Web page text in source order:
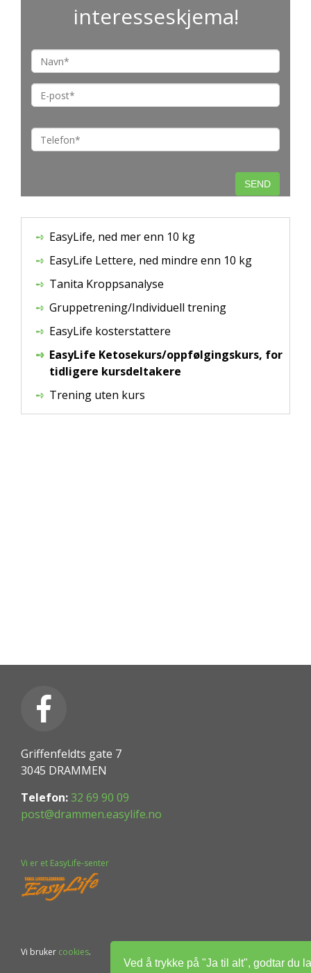
EasyLife, ned mer enn 10 kg
EasyLife Lettere, ned mindre enn 10 kg
Tanita Kroppsanalyse
Gruppetrening/Individuell trening
EasyLife kosterstattere
EasyLife Ketosekurs/oppfølgingskurs, for
tidligere kursdeltakere
Trening uten kurs
interesseskjema!
Griffenfeldts gate 7
3045 DRAMMEN
Telefon:32 69 90 09
post@drammen.easylife.no
Vi er et EasyLife-senter
Vi bruker cookies.
Ved å trykke på "Ja til alt", godtar du